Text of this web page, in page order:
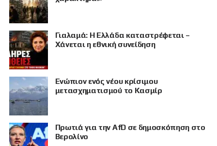
Γιαλαμά: Η Ελλάδα καταστρέφεται –
Χάνεται η εθνική συνείδηση
Eνώπιον ενός νέου κρίσιμου
μετασχηματισμού το Κασμίρ
Πρωτιά για την AfD σε δημοσκόπηση στο
Βερολίνο